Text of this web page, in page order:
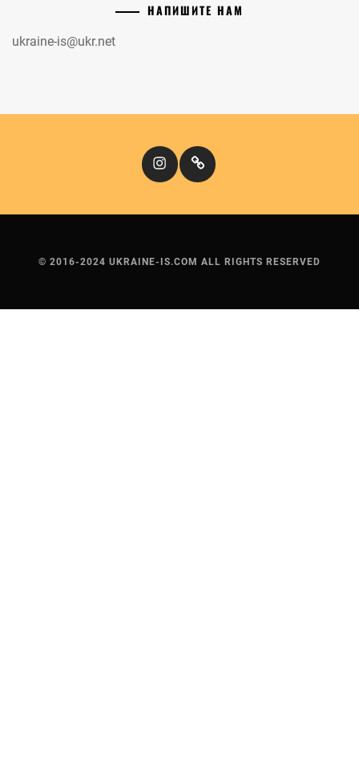
НАПИШИТЕ НАМ
ukraine-is@ukr.net
InstagramКіномандри
© 2016-2024 UKRAINE-IS.COM ALL RIGHTS RESERVED